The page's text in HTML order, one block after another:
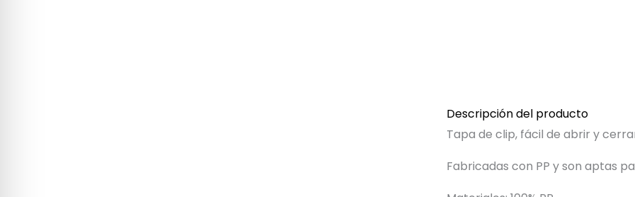
Descripción del producto
Tapa de clip, fácil de abrir y
Fabricadas con PP y son aptas